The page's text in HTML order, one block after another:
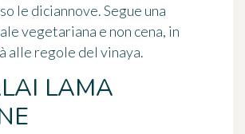
le diciannove. Segue una
vegetariana e non cena, in
alle regole del vinaya.
LAMA